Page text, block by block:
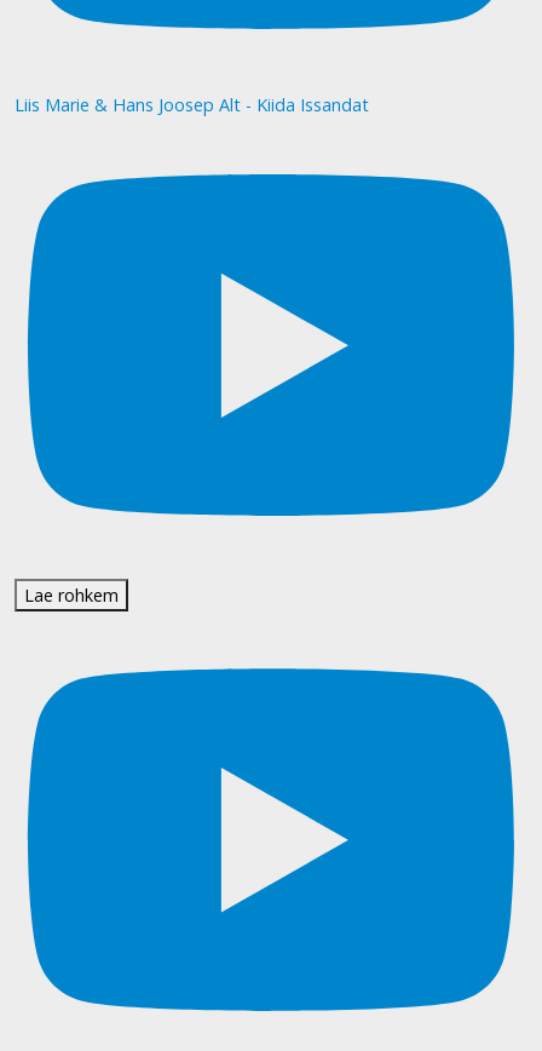
Liis Marie & Hans Joosep Alt - Kiida Issandat
Lae rohkem